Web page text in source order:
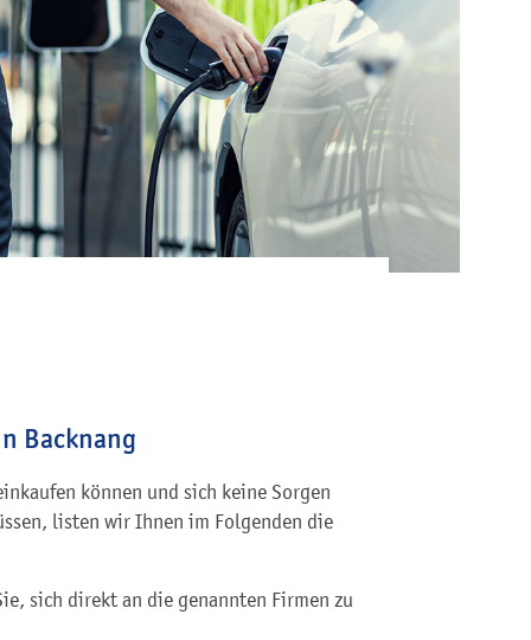
Backnang
können und sich keine Sorgen
listen wir Ihnen im Folgenden die
sich direkt an die genannten Firmen zu